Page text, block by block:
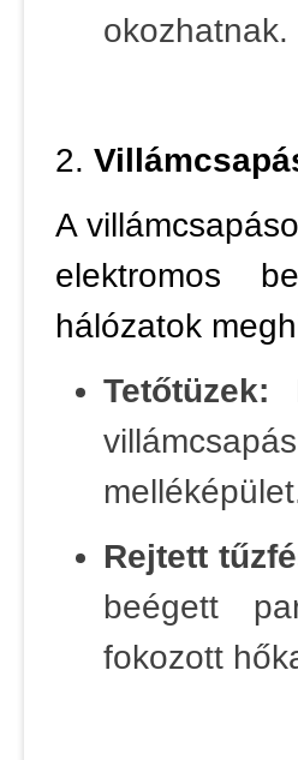
okozhatnak.
2.
A
elektromos
hálózatok
Tetőtüzek:
Rejtett
beégett
fokozott